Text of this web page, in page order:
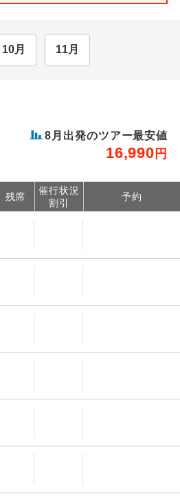
10月 11月
8 月出発のツアー最安値
16,990 円
残席
催行状況
割引
予約